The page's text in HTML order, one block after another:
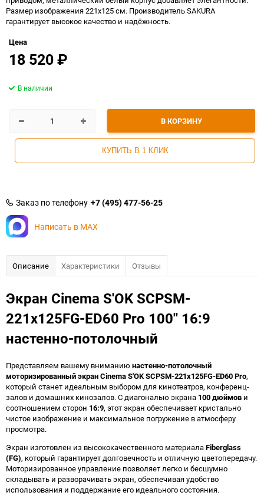
Размер изображения 221x125 см. Производитель SAKURA
гарантирует высокое качество и надёжность.
Цена
18 520₽
В КОРЗИНУ
КУПИТЬ В 1 КЛИК
В наличии
Заказ по телефону +7 (495) 477-56-25
Написать в MAX
Описание Характеристики Отзывы
Экран Cinema S'OK SCPSM-
221x125FG-ED60 Pro 100'' 16:9
настенно-потолочный
Представляем вашему вниманию настенно-потолочный
моторизированный экран Cinema S'OK SCPSM-221x125FG-ED60 Pro,
который станет идеальным выбором для кинотеатров, конференц-
залов и домашних кинозалов. С диагональю экрана 100 дюймов и
соотношением сторон 16:9, этот экран обеспечивает кристально
чистое изображение и максимальное погружение в атмосферу
просмотра.
Экран изготовлен из высококачественного материалаFiberglass
(FG), который гарантирует долговечность и отличную цветопередачу.
Моторизированное управление позволяет легко и бесшумно
складывать и разворачивать экран, обеспечивая удобство
использования и поддержание его идеального состояния.